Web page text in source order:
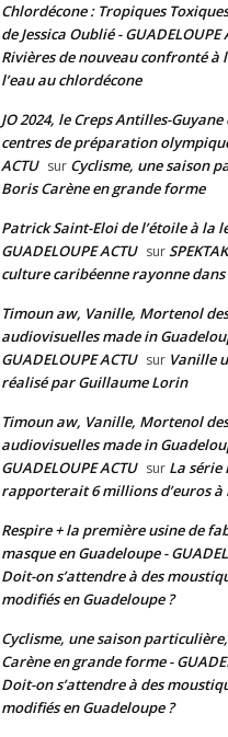
Chlordécone : Tropiques
de Jessica Oublié - GUADELOUPE
Rivières de nouveau confronté à
l’eau au chlordécone
JO 2024, le Creps Antilles-
centres de préparation
ACTU sur Cyclisme, une saison
Boris Carène en grande forme
Patrick Saint-Eloi de l’étoile à la
GUADELOUPE ACTU sur
culture caribéenne rayonne
Timoun aw, Vanille, Mortenol
audiovisuelles made in
GUADELOUPE ACTU sur Vanille
réalisé par Guillaume Lorin
Timoun aw, Vanille, Mortenol
audiovisuelles made in
GUADELOUPE ACTU sur La série
rapporterait 6 millions d’euros à
Respire + la première usine de
masque en Guadeloupe -
Doit-on s’attendre à des
modifiés en Guadeloupe ?
Cyclisme, une saison
Carène en grande forme -
Doit-on s’attendre à des
modifiés en Guadeloupe ?